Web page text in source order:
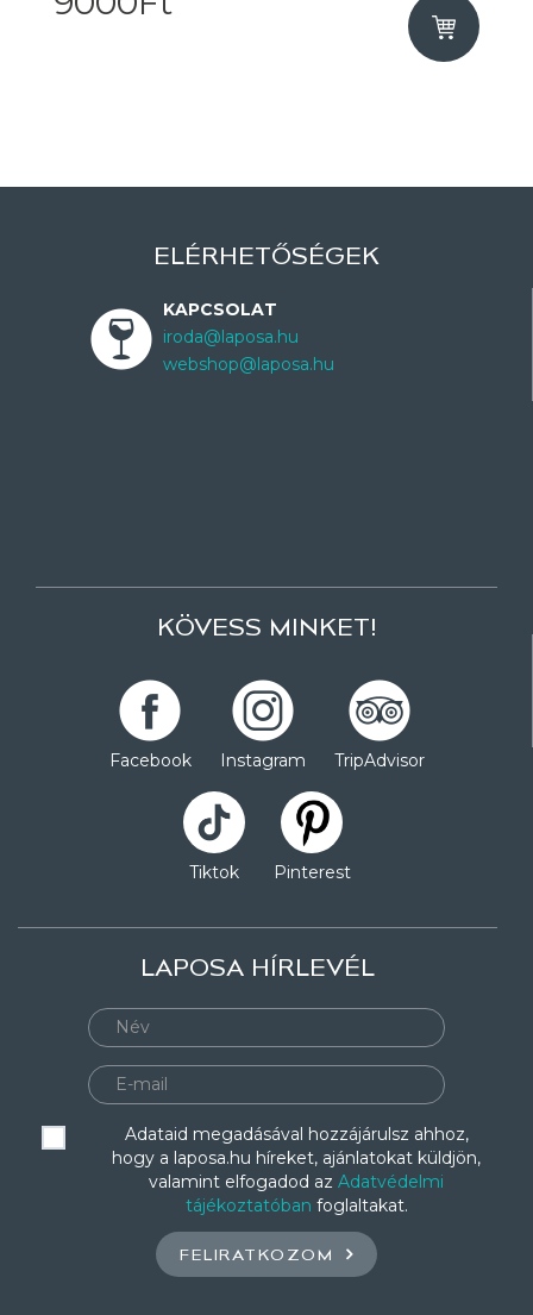
ELÉRHETŐSÉGEK
KAPCSOLAT
iroda@laposa.hu
webshop@laposa.hu
KÖVESS MINKET!
Facebook Instagram TripAdvisor
Tiktok Pinterest
LAPOSA HÍRLEVÉL
Adataid megadásával hozzájárulsz ahhoz,
hogy a laposa.hu híreket, ajánlatokat küldjön,
valamint elfogadod az Adatvédelmi
tájékoztatóban foglaltakat.
FELIRATKOZOM